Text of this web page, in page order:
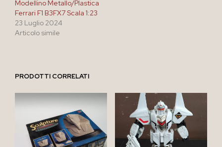
Modellino Metallo/Plastica
Ferrari F1 B3FX7 Scala 1:23
23 Luglio 2024
Articolo simile
PRODOTTI CORRELATI